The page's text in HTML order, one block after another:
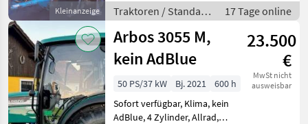
Kleinanzeige
Traktoren / Standard
Traktoren
17 Tage online
Arbos 3055 M,
kein AdBlue
23.500
€
MwSt nicht
ausweisbar
50 PS/37 kW Bj. 2021
600 h
Sofort verfügbar, Klima, kein
AdBlue, 4 Zylinder, Allrad,